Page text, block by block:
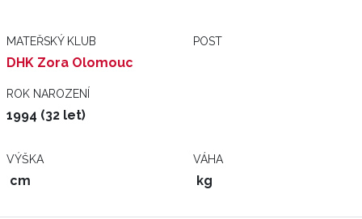
MATEŘSKÝ KLUB
DHK Zora Olomouc
POST
ROK NAROZENÍ
1994 (32 let)
VÝŠKA
cm
VÁHA
kg